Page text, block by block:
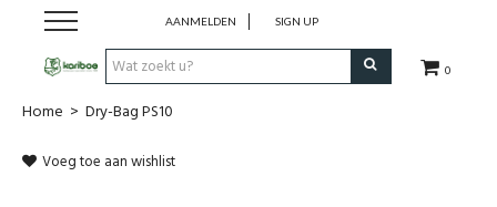
0
AANMELDEN SIGN UP
Cadeaubon
Home > Dry-Bag PS10
Voeg toe aan wishlist